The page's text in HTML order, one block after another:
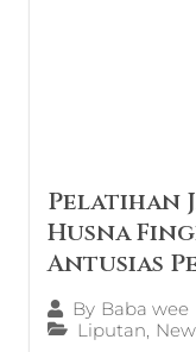
Pelatihan
Husna
Antusias
By Baba wee
Liputan